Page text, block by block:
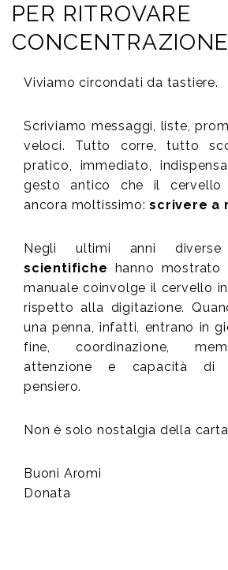
PER RITROVARE
CONCENTRAZIONE
Viviamo circondati da tastiere.
Scriviamo messaggi, liste,
veloci. Tutto corre, tutto
pratico, immediato,
gesto antico che il cervello
ancora moltissimo:scrivere a
Negli ultimi anni
scientifiche hanno
manuale coinvolge il cervello
rispetto alla digitazione.
una penna, infatti, entrano in
fine, coordinazione,
attenzione e capacità di
pensiero.
Non è solo nostalgia della
Buoni Aromi
Donata